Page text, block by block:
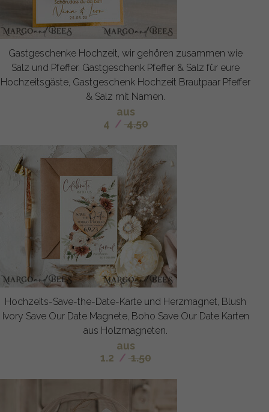
Gastgeschenke Hochzeit, wir gehören zusammen wie
Salz und Pfeffer. Gastgeschenk Pfeffer & Salz für eure
Hochzeitsgäste, Gastgeschenk Hochzeit Brautpaar Pfeffer
& Salz mit Namen.
aus
4 / 4.50
Hochzeits-Save-the-Date-Karte und Herzmagnet, Blush
Ivory Save Our Date Magnete, Boho Save Our Date Karten
aus Holzmagneten.
aus
1.2 / 1.50